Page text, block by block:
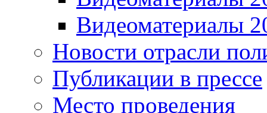
Видеоматериалы
Новости отрасли
Публикации в прессе
Место проведения